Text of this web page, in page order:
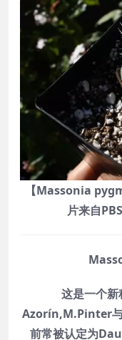
【Massonia
片来自
这是一个
Azorín,M.Pinter
前常被认定为